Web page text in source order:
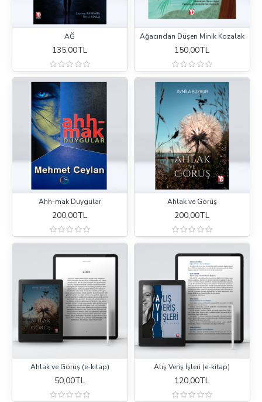
AĞ
135,00TL
Ağacından Düşen Minik Kozalak
150,00TL
Ahh-mak Duygular
200,00TL
Ahlak ve Görüş
200,00TL
Ahlak ve Görüş (e-kitap)
50,00TL
Alış Veriş İşleri (e-kitap)
120,00TL